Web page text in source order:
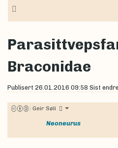
Braconidae
Publisert 26.01.2016 09:58 Sist
| Geir Søli
Neoneurus